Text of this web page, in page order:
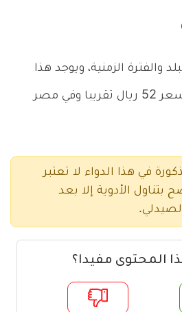
الزمنية، ويوجد هذا
المنتج ف السعودية بسعر 52 ريال تقريبا وفي مصر
في هذا الدواء لا تعتبر
بتناول الأدوية إلا بعد
المحتوى مفيدا؟